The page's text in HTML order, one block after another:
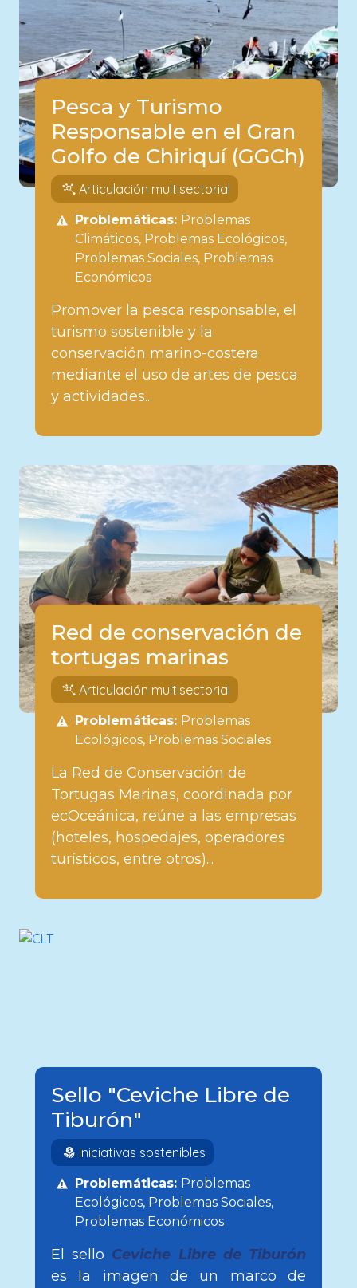
Pesca y Turismo
Responsable en el Gran
Golfo de Chiriquí (GGCh)
Articulación multisectorial
Problemáticas: Problemas
Climáticos Problemas Ecológicos
Problemas Sociales Problemas
Económicos
Promover la pesca responsable, el
turismo sostenible y la
conservación marino-costera
mediante el uso de artes de pesca
y actividades...
Red de conservación de
tortugas marinas
Articulación multisectorial
Problemáticas: Problemas
Ecológicos Problemas Sociales
La Red de Conservación de
Tortugas Marinas, coordinada por
ecOceánica, reúne a las empresas
(hoteles, hospedajes, operadores
turísticos, entre otros)...
Sello "Ceviche Libre de
Tiburón"
Iniciativas sostenibles
Problemáticas: Problemas
Ecológicos Problemas Sociales
Problemas Económicos
El sello Ceviche Libre de Tiburón
es la imagen de un marco de